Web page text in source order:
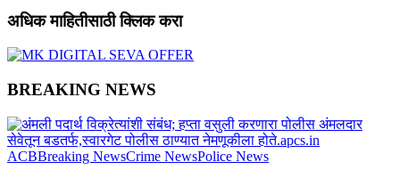
अधिक माहितीसाठी क्लिक करा
BREAKING NEWS
ACBBreaking NewsCrime NewsPolice News